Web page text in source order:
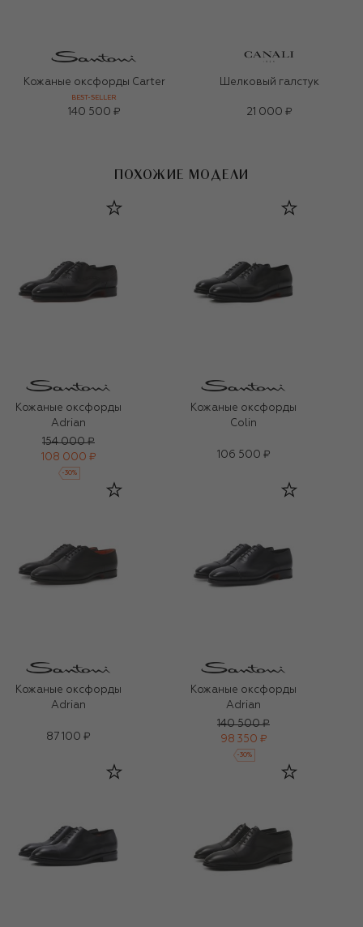
Кожаные оксфорды Carter
BEST-SELLER
140 500 ₽
Шелковый галстук
21 000 ₽
ПОХОЖИЕ МОДЕЛИ
Кожаные оксфорды
Adrian
154 000 ₽
108 000 ₽
-30%
Кожаные оксфорды
Colin
106 500 ₽
Кожаные оксфорды
Adrian
87 100 ₽
Кожаные оксфорды
Adrian
140 500 ₽
98 350 ₽
-30%